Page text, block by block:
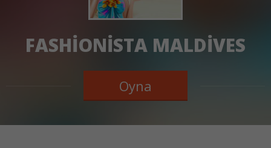
FASHIONISTA MALDIVES
Oyna